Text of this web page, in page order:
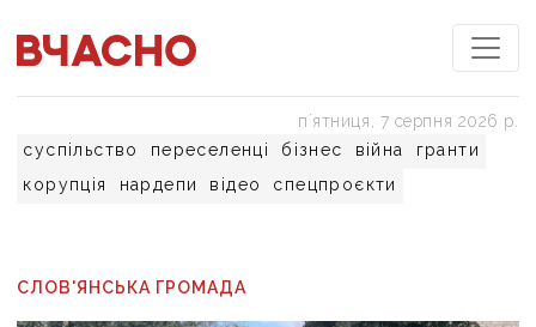
суспільство переселенці бізнес війна
гранти
корупція
нардепи відео спецпроєкти
пʼятниця, 7 серпня 2026 р.
СЛОВ'ЯНСЬКА ГРОМАДА